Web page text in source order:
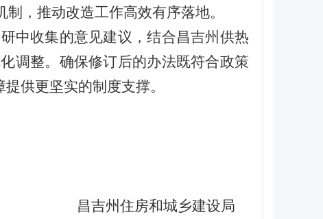
，推动改造工作高效有序落地。
中收集的意见建议，结合昌吉州供热
调整。确保修订后的办法既符合政策
供更坚实的制度支撑。
昌吉州住房和城乡建设局